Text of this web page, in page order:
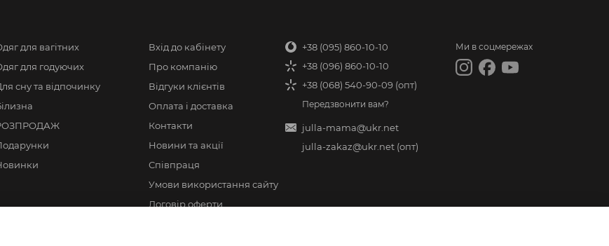
для вагітних
для годуючих
сну та відпочинку
Вхід до кабінету
Про компанію
Відгуки клієнтів
Оплата і доставка
Контакти
Новини та акції
Співпраця
Умови використання сайту
Договір оферти
+38 (095) 860-10-10
+38 (096) 860-10-10
+38 (068) 540-90-09 (опт)
Передзвонити вам?
julla-mama@ukr.net
julla-zakaz@ukr.net (опт)
Ми в соцмережах